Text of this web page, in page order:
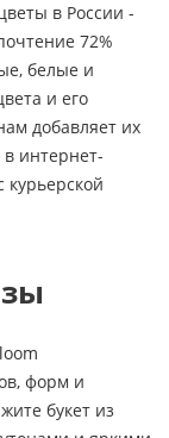
в России -
72%
белые и
и его
добавляет их
интернет-
курьерской
форм и
букет из